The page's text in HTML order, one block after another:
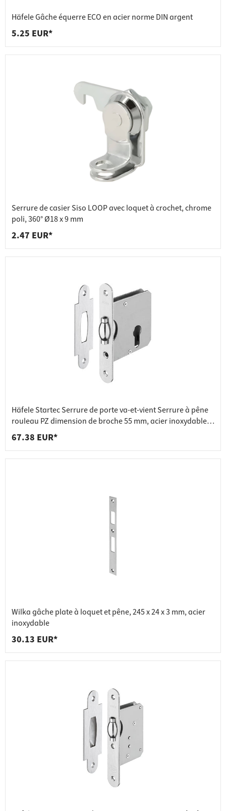
Häfele Gâche équerre ECO en acier norme DIN argent
5.25 EUR*
Serrure de casier Siso LOOP avec loquet à crochet, chrome
poli, 360° Ø18 x 9 mm
2.47 EUR*
Häfele Startec Serrure de porte va-et-vient Serrure à pêne
rouleau PZ dimension de broche 55 mm, acier inoxydable
mat
67.38 EUR*
Wilka gâche plate à loquet et pêne, 245 x 24 x 3 mm, acier
inoxydable
30.13 EUR*